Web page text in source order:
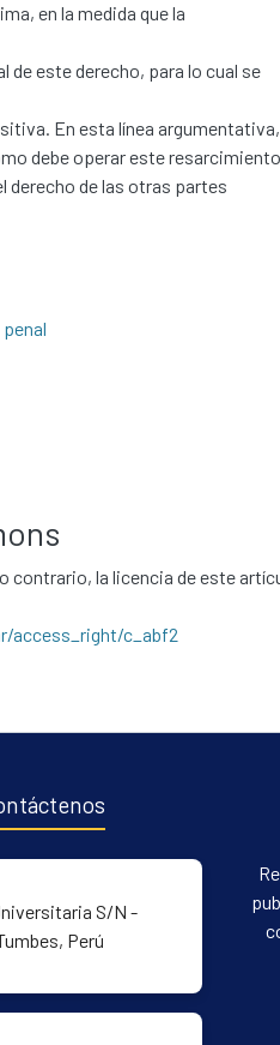
en la medida que la
este derecho, para lo cual se
En esta línea argumentativa,
debe operar este resarcimiento
derecho de las otras partes
contrario, la licencia de este
access_right/c_abf2
S/N -
Perú